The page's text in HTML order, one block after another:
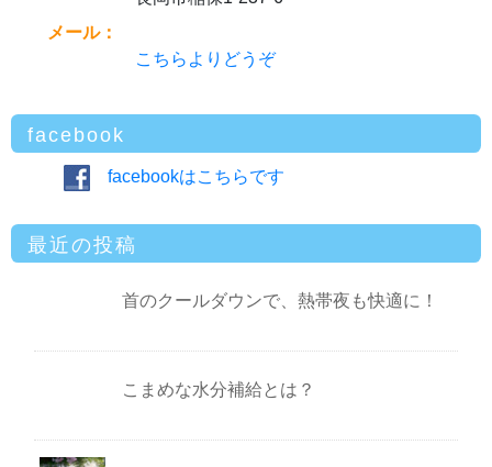
メール：
こちらよりどうぞ
facebook
facebookはこちらです
最近の投稿
首のクールダウンで、熱帯夜も快適に！
こまめな水分補給とは？